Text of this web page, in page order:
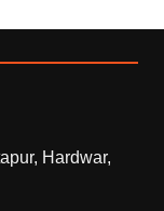
Hardwar,